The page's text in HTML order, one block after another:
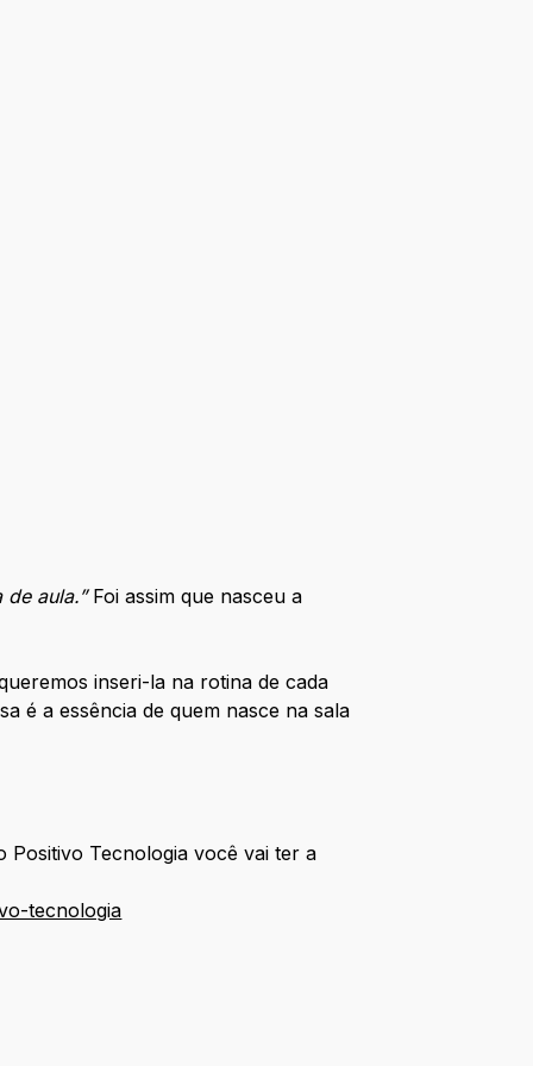
aula.”Foi assim que nasceu a
inseri-la na rotina de cada
é a essência de quem nasce na sala
Positivo Tecnologia você vai ter a
tecnologia